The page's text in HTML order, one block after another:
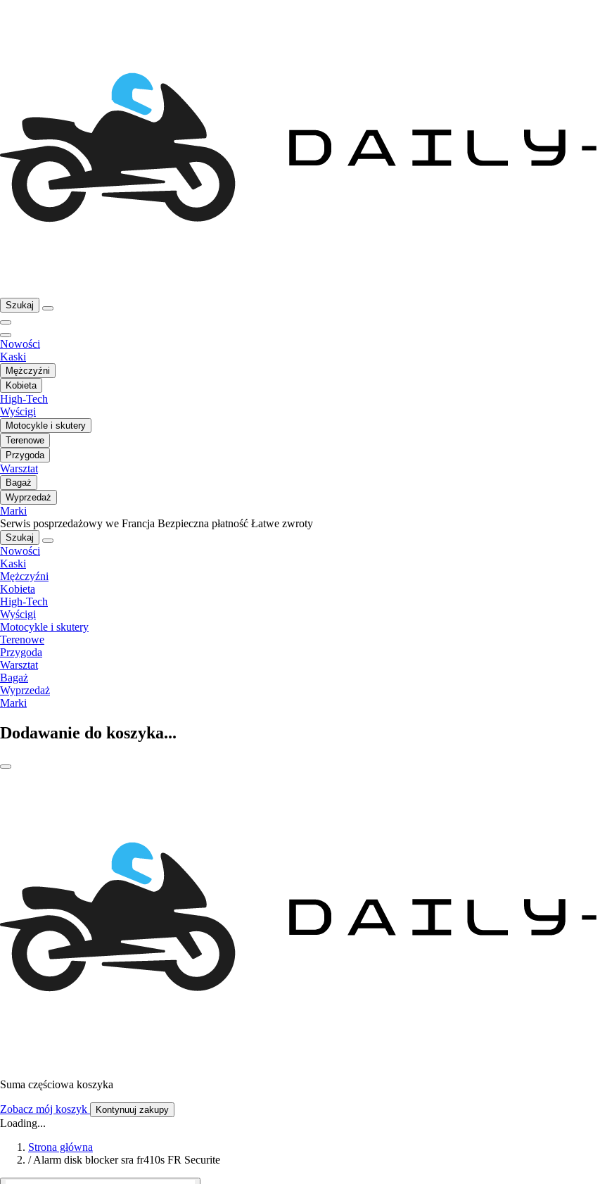
Szukaj
Nowości
Kaski
Mężczyźni
Kobieta
High-Tech
Wyścigi
Motocykle i skutery
Terenowe
Przygoda
Warsztat
Bagaż
Wyprzedaż
Marki
Serwis posprzedażowy we Francja Bezpieczna płatność Łatwe zwroty
Szukaj
Nowości
Kaski
Mężczyźni
Kobieta
High-Tech
Wyścigi
Motocykle i skutery
Terenowe
Przygoda
Warsztat
Bagaż
Wyprzedaż
Marki
Dodawanie do koszyka...
Suma częściowa koszyka
Zobacz mój koszyk Kontynuuj zakupy
Loading...
Strona główna
/ Alarm disk blocker sra fr410s FR Securite